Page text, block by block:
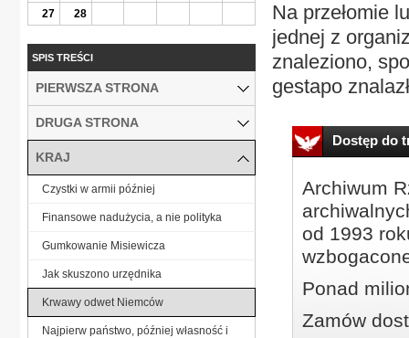
Na przełomie
jednej z
znaleziono,
gestapo
Dostęp do
Archiwum
od 1993
Ponad
Zamów
27
28
SPIS TREŚCI
PIERWSZA STRONA
DRUGA STRONA
KRAJ
Czystki w armii później
Finansowe nadużycia, a nie polityka
Gumkowanie Misiewicza
Jak skuszono urzędnika
Krwawy odwet Niemców
Najpierw państwo, później własność i